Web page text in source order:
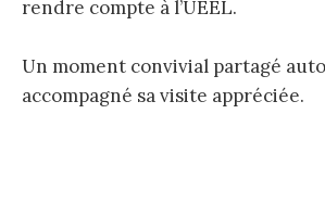
rendre compte à l’UEEL.
Un moment convivial partagé
accompagné sa visite appréciée.